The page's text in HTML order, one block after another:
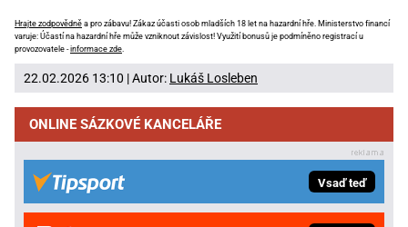
Hrajte zodpovědně a pro zábavu! Zákaz účasti osob mladších 18 let na hazardní hře. Ministerstvo financí
varuje: Účastí na hazardní hře může vzniknout závislost! Využití bonusů je podmíněno registrací u
provozovatele -informace zde
22.02.2026 13:10 | Autor: Lukáš Losleben
ONLINE SÁZKOVÉ KANCELÁŘE
Vsaď teď